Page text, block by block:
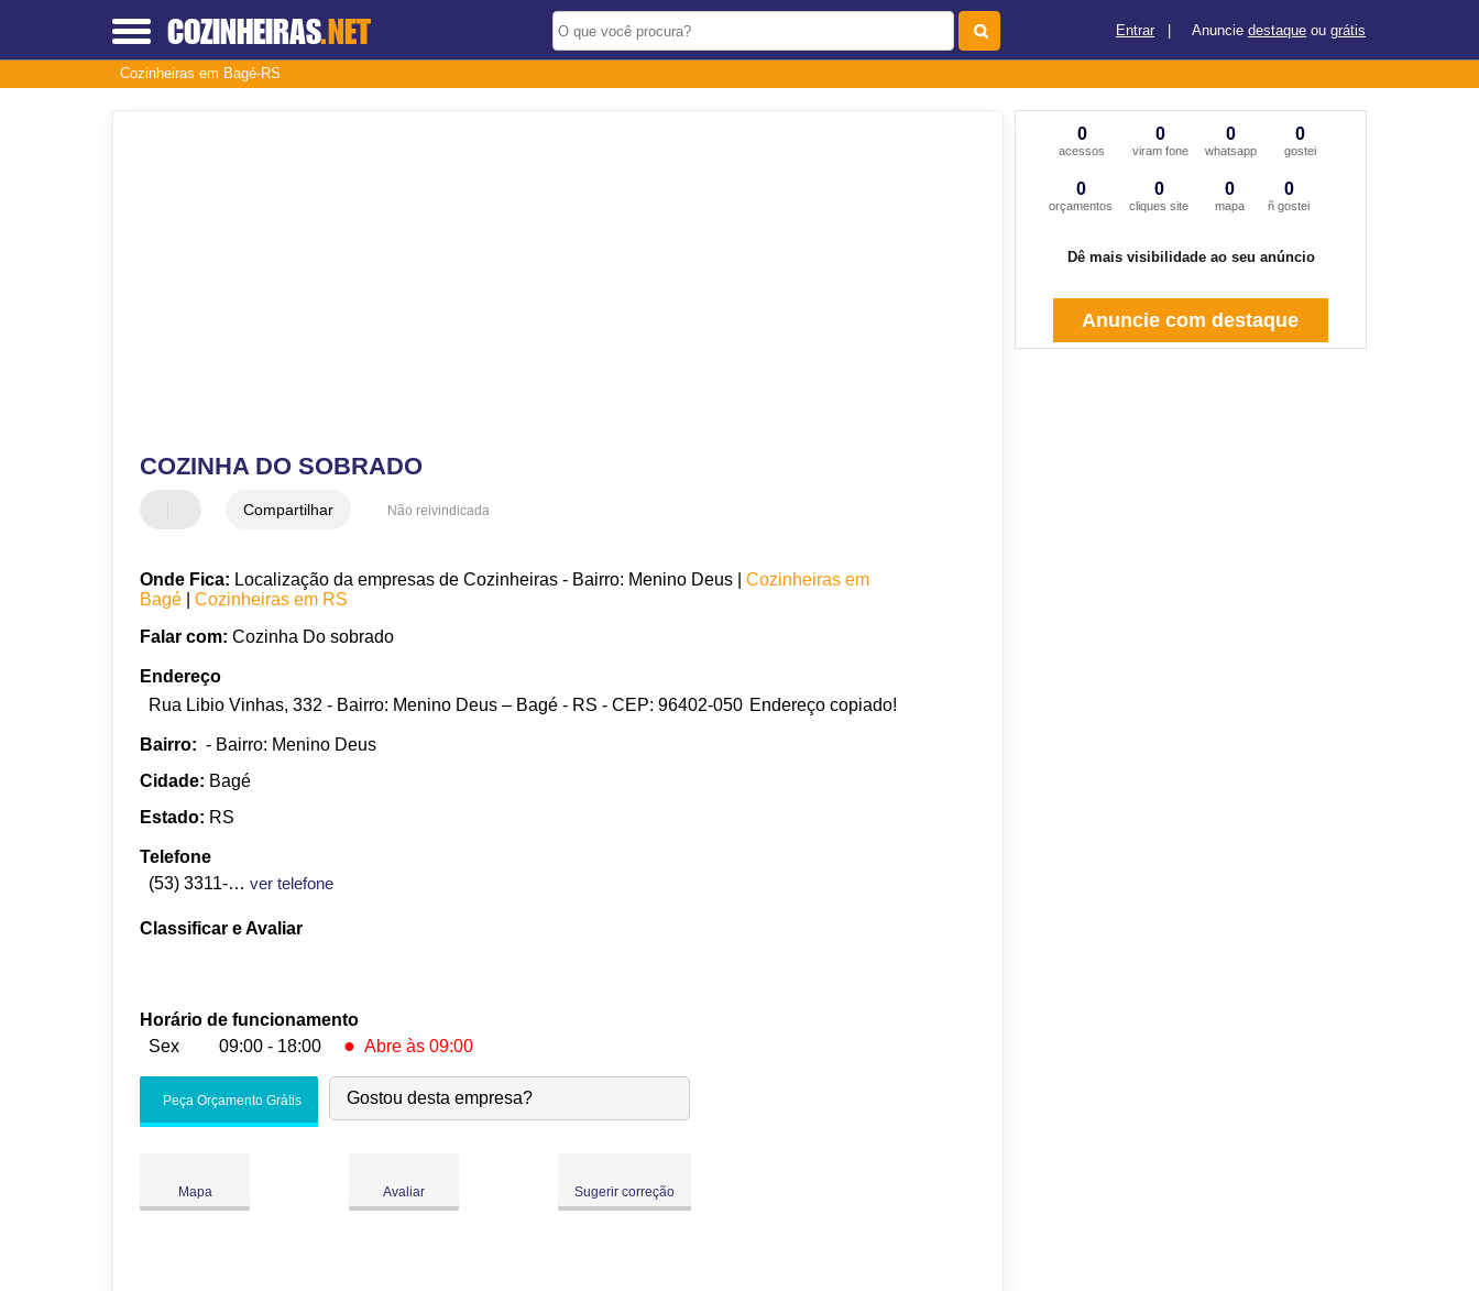
COZINHEIRAS.NET Entrar Anuncie destaque ou grátis
Cozinheiras em Bagé-RS
COZINHA DO SOBRADO
Compartilhar Não reivindicada
Onde Fica: Localização da empresas de Cozinheiras - Bairro: Menino Deus |Cozinheiras em
Bagé |Cozinheiras em RS
Falar com: Cozinha Do sobrado
Endereço
Rua Libio Vinhas, 332 - Bairro: Menino Deus – Bagé - RS - CEP: 96402-050 Endereço copiado!
Bairro: - Bairro: Menino Deus
Cidade: Bagé
Estado: RS
Telefone
(53) 3311-1360
ver telefone
Classificar e Avaliar
Horário de funcionamento
Sex
09:00 - 18:00 ● Abre às 09:00
Sex:
Abre às 09:00
Peça Orçamento Grátis Gostou desta empresa?
Mapa Avaliar Sugerir correção
0
acessos
0
viram fone
0
whatsapp
0
gostei
0
orçamentos
0
cliques site
0
mapa
0
ñ gostei
Dê mais visibilidade ao seu anúncio
Anuncie com destaque